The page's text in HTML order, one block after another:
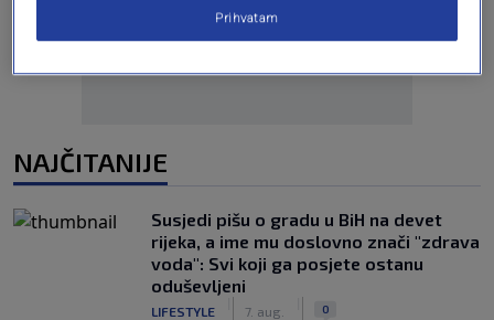
NAJČITANIJE
Susjedi pišu o gradu u BiH na devet
rijeka, a ime mu doslovno znači "zdrava
voda": Svi koji ga posjete ostanu
oduševljeni
LIFESTYLE 7. aug. 0
Prihvatam